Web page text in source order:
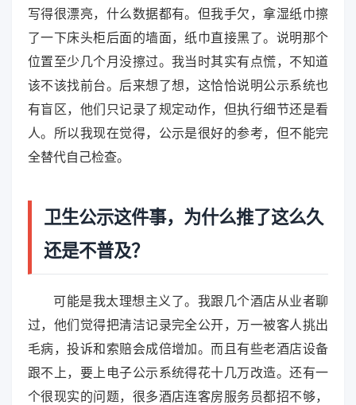
写得很漂亮，什么数据都有。但我手欠，拿湿纸巾擦
了一下床头柜后面的墙面，纸巾直接黑了。说明那个
位置至少几个月没擦过。我当时其实有点慌，不知道
该不该找前台。后来想了想，这恰恰说明公示系统也
有盲区，他们只记录了规定动作，但执行细节还是看
人。所以我现在觉得，公示是很好的参考，但不能完
全替代自己检查。
卫生公示这件事，为什么推了这么久
还是不普及？
可能是我太理想主义了。我跟几个酒店从业者聊
过，他们觉得把清洁记录完全公开，万一被客人挑出
毛病，投诉和索赔会成倍增加。而且有些老酒店设备
跟不上，要上电子公示系统得花十几万改造。还有一
个很现实的问题，很多酒店连客房服务员都招不够，